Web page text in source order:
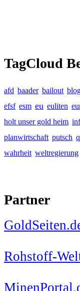
TagCloud
afd baader bailout
efsf esm eu euliten
holt unser gold heim
planwirtschaft putsch
wahrheit weltregierung
Partner
Rohstoff-